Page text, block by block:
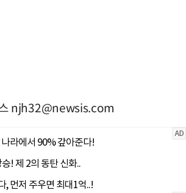
njh32@newsis.com